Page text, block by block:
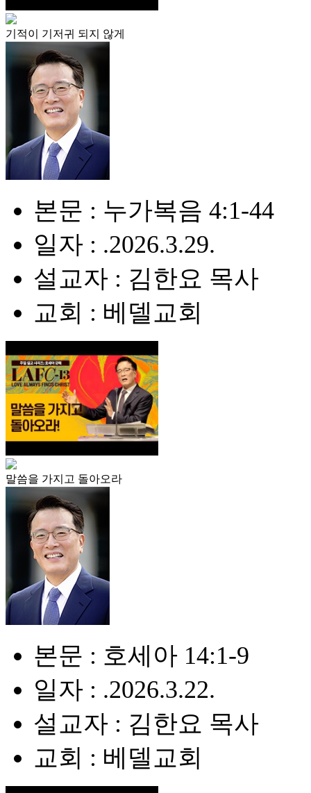
기적이 기저귀 되지 않게
본문 : 누가복음 4:1-44
일자 : .2026.3.29.
설교자 : 김한요 목사
교회 : 베델교회
말씀을 가지고 돌아오라
본문 : 호세아 14:1-9
일자 : .2026.3.22.
설교자 : 김한요 목사
교회 : 베델교회